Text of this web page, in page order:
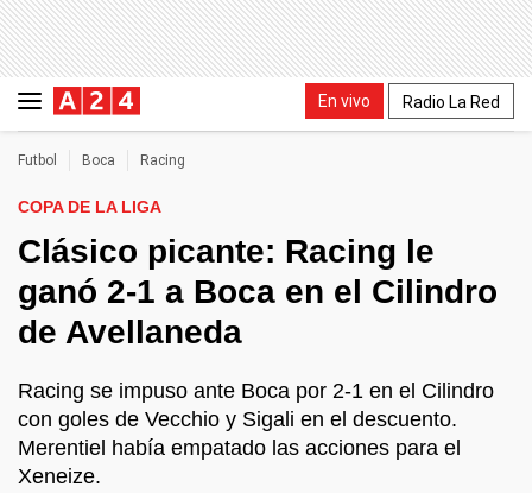
En vivo Radio La Red
Futbol Boca Racing
COPA DE LA LIGA
Clásico picante: Racing le
ganó 2-1 a Boca en el Cilindro
de Avellaneda
Racing se impuso ante Boca por 2-1 en el Cilindro
con goles de Vecchio y Sigali en el descuento.
Merentiel había empatado las acciones para el
Xeneize.